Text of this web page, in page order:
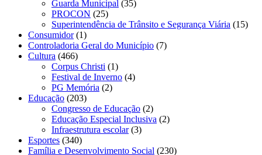
Guarda Municipal (35)
PROCON (25)
Superintendência de Trânsito e Segurança Viária (15)
Consumidor(1)
Controladoria Geral do Município (7)
Cultura (466)
Corpus Christi (1)
Festival de Inverno (4)
PG Memória (2)
Educação (203)
Congresso de Educação (2)
Educação Especial Inclusiva (2)
Infraestrutura escolar(3)
Esportes (340)
Família e Desenvolvimento Social (230)